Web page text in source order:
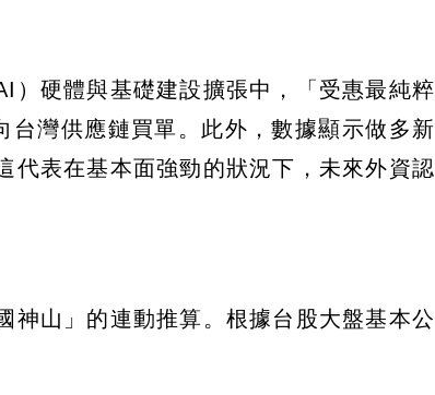
）硬體與基礎建設擴張中，「受惠最純粹
灣供應鏈買單。此外，數據顯示做多新
代表在基本面強勁的狀況下，未來外資認
神山」的連動推算。根據台股大盤基本公